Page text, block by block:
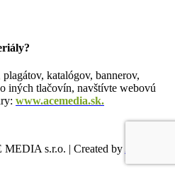
katalógov, bannerov,
iných tlačovín, navštívte webovú
www.acemedia.sk.
s.r.o. | Created by